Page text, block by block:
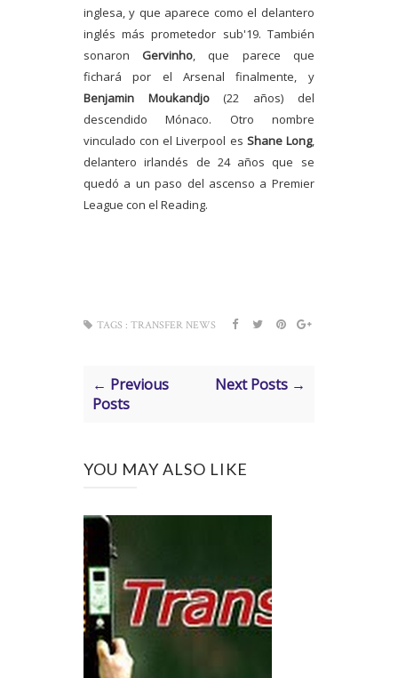
inglesa, y que aparece como el delantero
inglés más prometedor sub'19. También
sonaron Gervinho, que parece que
fichará por el Arsenal finalmente, y
Benjamin Moukandjo(22 años) del
descendido Mónaco. Otro nombre
vinculado con el Liverpool es Shane Long,
delantero irlandés de 24 años que se
quedó a un paso del ascenso a Premier
League con el Reading.
TAGS : TRANSFER NEWS
← Previous
Posts
Next Posts →
YOU MAY ALSO LIKE